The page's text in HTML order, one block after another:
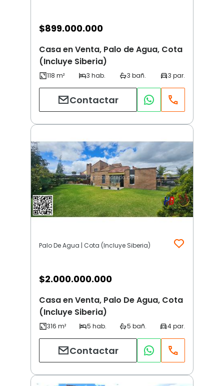
$899.000.000
Casa en Venta, Palo de Agua, Cota
(Incluye Siberia)
Contactar
Palo De Agua | Cota (Incluye Siberia)
$2.000.000.000
Casa en Venta, Palo De Agua, Cota
(Incluye Siberia)
Contactar